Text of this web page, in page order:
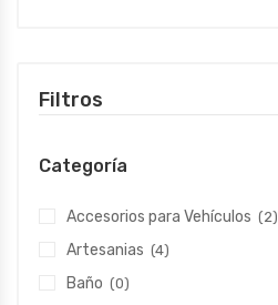
Filtros
Categoría
Accesorios para Vehículos (2)
Artesanias (4)
Baño (0)